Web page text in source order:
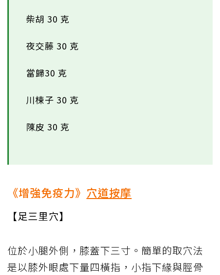
柴胡 30 克
夜交藤 30 克
當歸30 克
川楝子 30 克
陳皮 30 克
《增強免疫力》 穴道按摩
【足三里穴】
位於小腿外側，膝蓋下三寸。簡單的取穴法
是以膝外眼處下量四橫指，小指下緣與脛骨